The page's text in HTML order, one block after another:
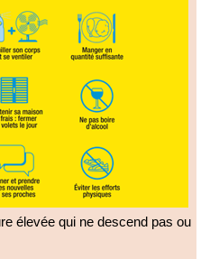
élevée qui ne descend pas ou